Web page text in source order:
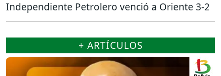
Independiente Petrolero venció a Oriente 3-2
+ ARTÍCULOS